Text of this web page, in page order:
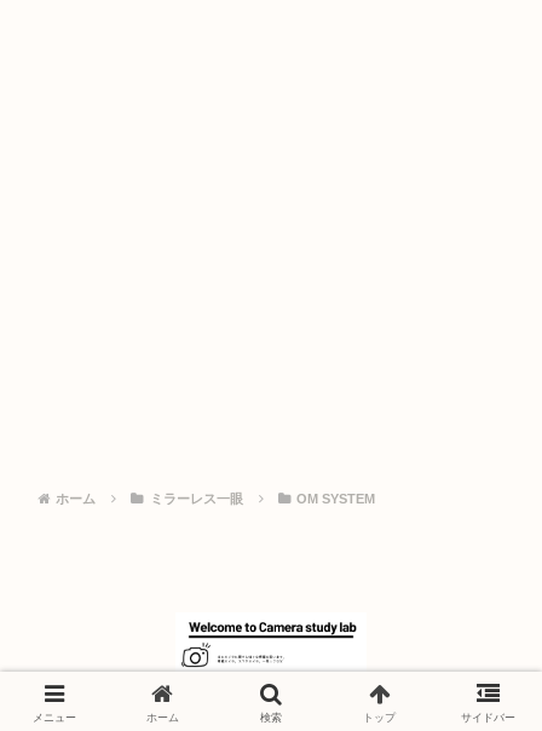
ホーム ミラーレス一眼 OM SYSTEM
© 2024 カメラスタディラボ.
メニュー ホーム 検索 トップ サイドバー